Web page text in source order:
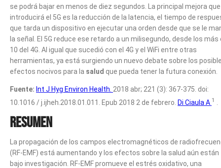
se podrá bajar en menos de diez segundos. La principal mejora que
introducirá el 5G es la reducción de la latencia, el tiempo de
que tarda un dispositivo en ejecutar una orden desde que se le
la señal. El 5G reduce ese retardo a un milisegundo, desde los más
10 del 4G. Al igual que sucedió con el 4G y el WiFi entre otras
herramientas, ya está surgiendo un nuevo debate sobre los
efectos nocivos para la salud que pueda tener la futura conexión.
Fuente: Int J Hyg Environ Health. 2018 abr; 221 (3): 367-375. doi:
10.1016 / j.ijheh.2018.01.011. Epub 2018 2 de febrero. Di Ciaula A 1
Resumen
La propagación de los campos electromagnéticos de
(RF-EMF) está aumentando y los efectos sobre la salud aún están
bajo investigación. RF-EMF promueve el estrés oxidativo, una